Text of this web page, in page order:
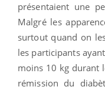
présentaient une
Malgré les
surtout quand on
les participants
moins 10 kg durant
rémission du